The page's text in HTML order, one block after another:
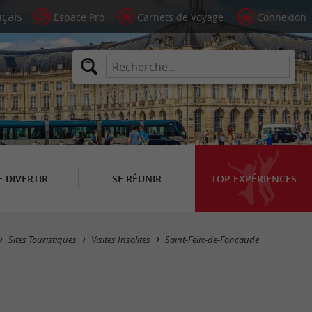
Espace Pro Carnets de Voyage Connexion
DIVERTIR SE RÉUNIR TOP EXPÉRIENCES
Masquer la carte
Sites Touristiques Visites Insolites Saint-Félix-de-Foncaude